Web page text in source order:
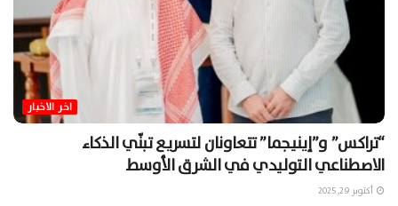
اخر الاخبار
“تراكس” و”إينيجما” تتعاونان لتسريع تبنّي الذكاء
الاصطناعي التوليدي في الشرق الأوسط
أكتوبر 29, 2025